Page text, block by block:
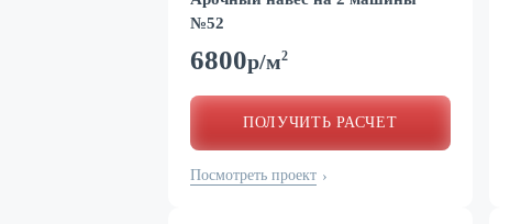
№52
6800р/м2
ПОЛУЧИТЬ РАСЧЕТ
Посмотреть проект ›